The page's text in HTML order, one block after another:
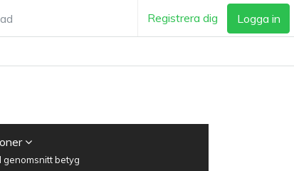
Registrera dig Logga in
genomsnitt betyg